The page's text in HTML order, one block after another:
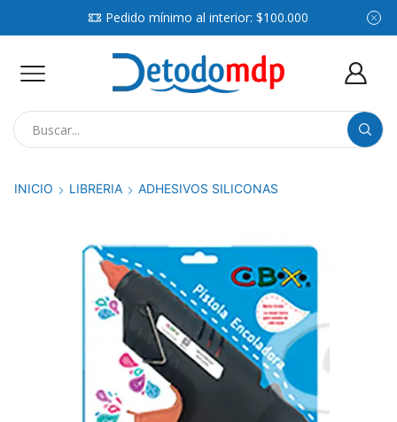
Pedido mínimo al interior: $100.000
INICIO LIBRERIA ADHESIVOS SILICONAS